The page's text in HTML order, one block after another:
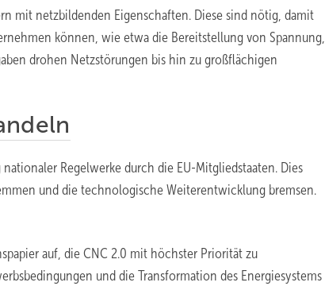
mit netzbildenden Eigenschaften. Diese sind nötig, damit
können, wie etwa die Bereitstellung von Spannung,
drohen Netzstörungen bis hin zu großflächigen
Regelwerke durch die EU-Mitgliedstaaten. Dies
und die technologische Weiterentwicklung bremsen.
auf, die CNC 2.0 mit höchster Priorität zu
und die Transformation des Energiesystems